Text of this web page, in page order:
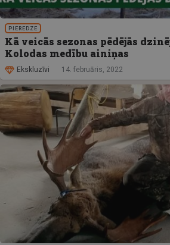
PIEREDZE
Kā veicās sezonas pēdējās
Kolodas medību ainiņas
Ekskluzīvi 14. februāris, 2022